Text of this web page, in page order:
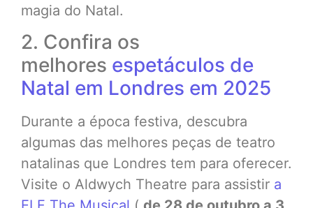
magia do Natal.
2. Confira os
melhores espetáculos de
Natal em Londres em 2025
Durante a época festiva, descubra
algumas das melhores peças de teatro
natalinas que Londres tem para oferecer.
Visite o Aldwych Theatre para assistir a